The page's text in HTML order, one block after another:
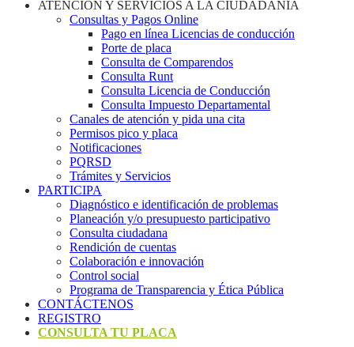
ATENCIÓN Y SERVICIOS A LA CIUDADANÍA
Consultas y Pagos Online
Pago en línea Licencias de conducción
Porte de placa
Consulta de Comparendos
Consulta Runt
Consulta Licencia de Conducción
Consulta Impuesto Departamental
Canales de atención y pida una cita
Permisos pico y placa
Notificaciones
PQRSD
Trámites y Servicios
PARTICIPA
Diagnóstico e identificación de problemas
Planeación y/o presupuesto participativo​
Consulta ciudadana
Rendición de cuentas
Colaboración e innovación
Control social
Programa de Transparencia y Ética Pública
CONTÁCTENOS
REGISTRO
CONSULTA TU PLACA